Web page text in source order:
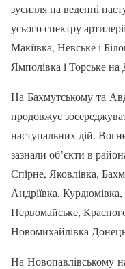
зусилля на веденні
усього спектру
Макіївка, Невське і
Ямполівка і Торське на
На Бахмутському та
продовжує
наступальних дій.
зазнали обʼєкти в
Спірне, Яковлівка,
Андріївка,
Первомайське,
Новомихайлівка
На Новопавлівському